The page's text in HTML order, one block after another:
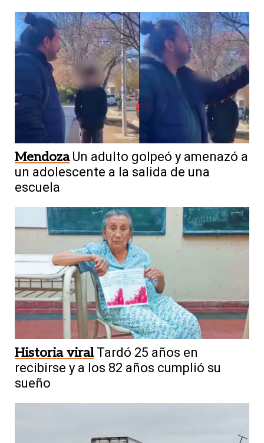
Mendoza Un adulto golpeó y amenazó a
un adolescente a la salida de una
escuela
Historia viral Tardó 25 años en
recibirse y a los 82 años cumplió su
sueño